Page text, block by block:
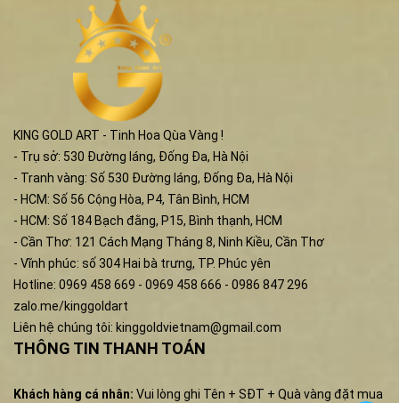
KING GOLD ART - Tinh Hoa Qùa Vàng !
- Trụ sở: 530 Đường láng, Đống Đa, Hà Nội
- Tranh vàng: Số 530 Đường láng, Đống Đa, Hà Nội
- HCM: Số 56 Cộng Hòa, P4, Tân Bình, HCM
- HCM: Số 184 Bạch đằng, P15, Bình thạnh, HCM
- Cần Thơ: 121 Cách Mạng Tháng 8, Ninh Kiều, Cần Thơ
- Vĩnh phúc: số 304 Hai bà trưng, TP. Phúc yên
Hotline: 0969 458 669 - 0969 458 666 - 0986 847 296
zalo.me/kinggoldart
Liên hệ chúng tôi: kinggoldvietnam@gmail.com
THÔNG TIN THANH TOÁN
Khách hàng cá nhân: Vui lòng ghi Tên + SĐT + Quà vàng đặt mua